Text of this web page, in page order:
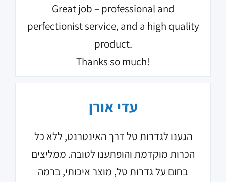
Great job – professional and
perfectionist service, and a high quality
product.
Thanks so much!
עדי אורן
הגענו לגדרות טל דרך האינטרנט, ללא כל
הכרות מוקדמת והופתענו לטובה. ממליצים
בחום על גדרות טל, מוצר איכותי, ברמה